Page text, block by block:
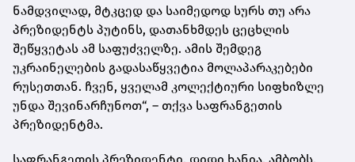
ნამდვილად, მტკცედ და საიმედოდ სურს თუ არა
პრეზიდენტს პუტინს, დათანხმდეს ცეცხლის
შეწყვეტას ამ საფუძველზე. ამის შემდეგ
უკრაინელების გადასაწყვეტია მოლაპარაკებები
რუსეთთან. ჩვენ, ყველამ კოლექტიური სიფხიზლე
უნდა შევინარჩუნოთ“, – თქვა საფრანგეთის
პრეზიდენტმა.